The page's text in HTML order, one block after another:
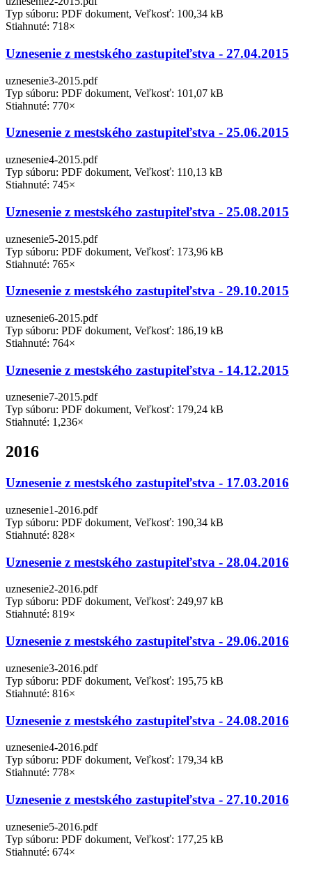
Typ súboru: PDF dokument, Veľkosť: 100,34 kB
Stiahnuté: 718×
Uznesenie z mestského zastupiteľstva - 27.04.2015
uznesenie3-2015.pdf
Typ súboru: PDF dokument, Veľkosť: 101,07 kB
Stiahnuté: 770×
Uznesenie z mestského zastupiteľstva - 25.06.2015
uznesenie4-2015.pdf
Typ súboru: PDF dokument, Veľkosť: 110,13 kB
Stiahnuté: 745×
Uznesenie z mestského zastupiteľstva - 25.08.2015
uznesenie5-2015.pdf
Typ súboru: PDF dokument, Veľkosť: 173,96 kB
Stiahnuté: 765×
Uznesenie z mestského zastupiteľstva - 29.10.2015
uznesenie6-2015.pdf
Typ súboru: PDF dokument, Veľkosť: 186,19 kB
Stiahnuté: 764×
Uznesenie z mestského zastupiteľstva - 14.12.2015
uznesenie7-2015.pdf
Typ súboru: PDF dokument, Veľkosť: 179,24 kB
Stiahnuté: 1,236×
2016
Uznesenie z mestského zastupiteľstva - 17.03.2016
uznesenie1-2016.pdf
Typ súboru: PDF dokument, Veľkosť: 190,34 kB
Stiahnuté: 828×
Uznesenie z mestského zastupiteľstva - 28.04.2016
uznesenie2-2016.pdf
Typ súboru: PDF dokument, Veľkosť: 249,97 kB
Stiahnuté: 819×
Uznesenie z mestského zastupiteľstva - 29.06.2016
uznesenie3-2016.pdf
Typ súboru: PDF dokument, Veľkosť: 195,75 kB
Stiahnuté: 816×
Uznesenie z mestského zastupiteľstva - 24.08.2016
uznesenie4-2016.pdf
Typ súboru: PDF dokument, Veľkosť: 179,34 kB
Stiahnuté: 778×
Uznesenie z mestského zastupiteľstva - 27.10.2016
uznesenie5-2016.pdf
Typ súboru: PDF dokument, Veľkosť: 177,25 kB
Stiahnuté: 674×